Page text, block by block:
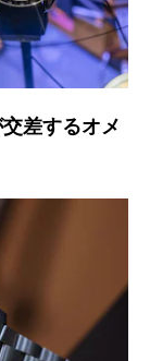
差するオメ